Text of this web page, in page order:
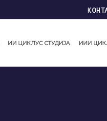
ИИ ЦИКЛУС СТУДИЈА ИИИ